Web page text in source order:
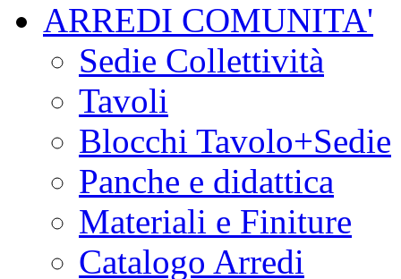
ARREDI COMUNITA'
Sedie Collettività
Tavoli
Blocchi Tavolo+Sedie
Panche e didattica
Materiali e Finiture
Catalogo Arredi